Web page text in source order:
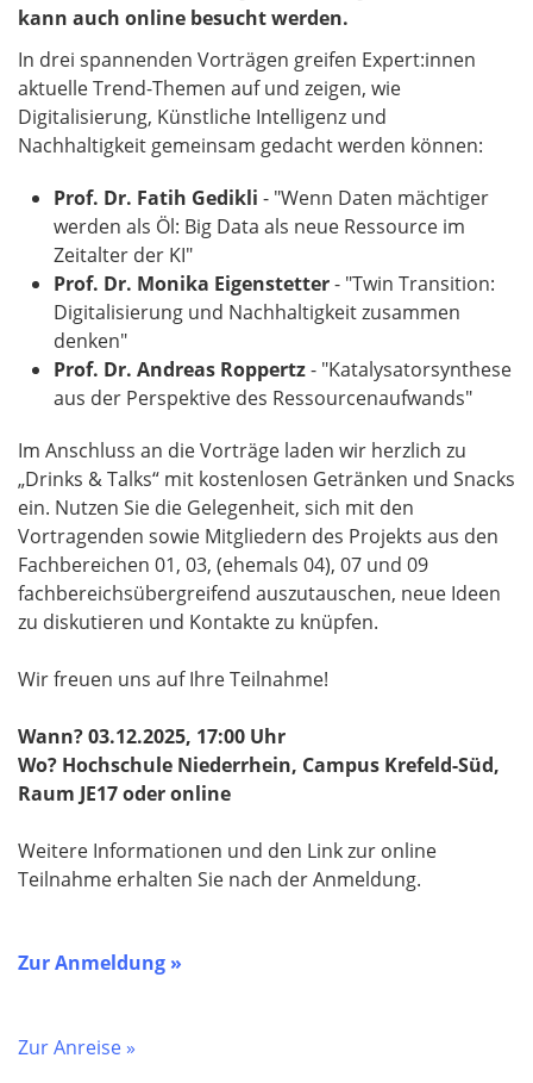
kann auch online besucht werden.
In drei spannenden Vorträgen greifen Expert:innen
aktuelle Trend-Themen auf und zeigen, wie
Digitalisierung, Künstliche Intelligenz und
Nachhaltigkeit gemeinsam gedacht werden können:
Prof. Dr. Fatih Gedikli - "Wenn Daten mächtiger
werden als Öl: Big Data als neue Ressource im
Zeitalter der KI"
Prof. Dr. Monika Eigenstetter- "Twin Transition:
Digitalisierung und Nachhaltigkeit zusammen
denken"
Prof. Dr. Andreas Roppertz- "Katalysatorsynthese
aus der Perspektive des Ressourcenaufwands"
Im Anschluss an die Vorträge laden wir herzlich zu
„Drinks & Talks“ mit kostenlosen Getränken und Snacks
ein. Nutzen Sie die Gelegenheit, sich mit den
Vortragenden sowie Mitgliedern des Projekts aus den
Fachbereichen 01, 03, (ehemals 04), 07 und 09
fachbereichsübergreifend auszutauschen, neue Ideen
zu diskutieren und Kontakte zu knüpfen.
Wir freuen uns auf Ihre Teilnahme!
Wann? 03.12.2025, 17:00 Uhr
Wo? Hochschule Niederrhein, Campus Krefeld-Süd,
Raum JE17 oder online
Weitere Informationen und den Link zur online
Teilnahme erhalten Sie nach der Anmeldung.
Zur Anmeldung »
Zur Anreise »